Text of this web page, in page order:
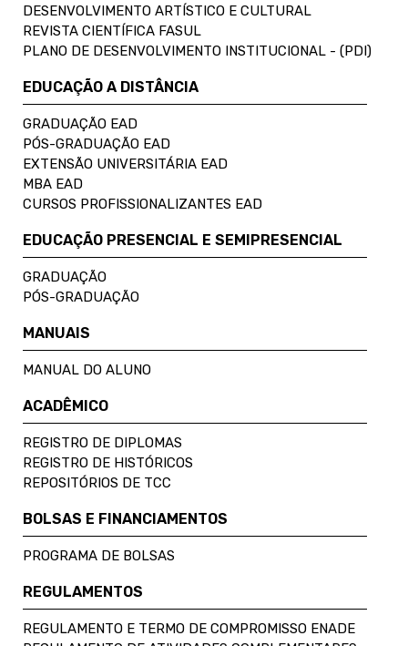
DESENVOLVIMENTO ARTÍSTICO E CULTURAL
REVISTA CIENTÍFICA FASUL
PLANO DE DESENVOLVIMENTO INSTITUCIONAL - (PDI)
EDUCAÇÃO A DISTÂNCIA
GRADUAÇÃO EAD
PÓS-GRADUAÇÃO EAD
EXTENSÃO UNIVERSITÁRIA EAD
MBA EAD
CURSOS PROFISSIONALIZANTES EAD
EDUCAÇÃO PRESENCIAL E SEMIPRESENCIAL
GRADUAÇÃO
PÓS-GRADUAÇÃO
MANUAIS
MANUAL DO ALUNO
ACADÊMICO
REGISTRO DE DIPLOMAS
REGISTRO DE HISTÓRICOS
REPOSITÓRIOS DE TCC
BOLSAS E FINANCIAMENTOS
PROGRAMA DE BOLSAS
REGULAMENTOS
REGULAMENTO E TERMO DE COMPROMISSO ENADE